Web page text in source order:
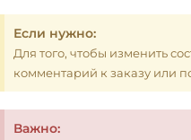
Если нужно:
Для того, чтобы изменить
комментарий к заказу или
Важно: